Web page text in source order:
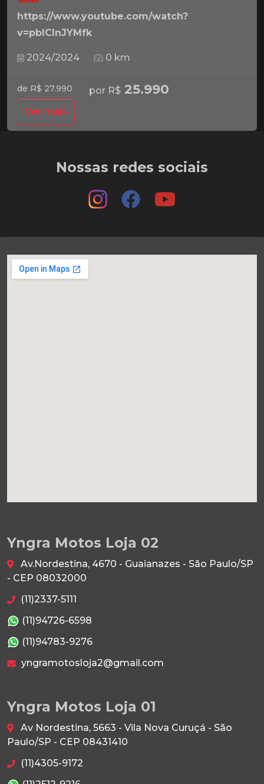
https://www.youtube.com/watch?
v=pbICInJYMfk
2024/2024 0 km
de R$ 27.990 por R$ 25.990
Ver mais
Nossas redes sociais
Yngra Motos Loja 02
Av.Nordestina, 4670 - Guaianazes - São Paulo/SP
- CEP 08032000
(11)2337-5111
(11)94726-6598
(11)94783-9276
yngramotosloja2@gmail.com
Yngra Motos Loja 01
Av Nordestina, 5663 - Vila Nova Curuçá - São
Paulo/SP - CEP 08431410
(11)4305-9172